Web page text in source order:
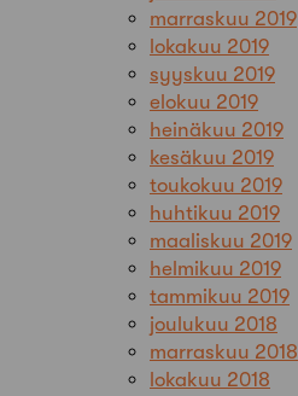
marraskuu 2019
lokakuu 2019
syyskuu 2019
elokuu 2019
heinäkuu 2019
kesäkuu 2019
toukokuu 2019
huhtikuu 2019
maaliskuu 2019
helmikuu 2019
tammikuu 2019
joulukuu 2018
marraskuu 2018
lokakuu 2018